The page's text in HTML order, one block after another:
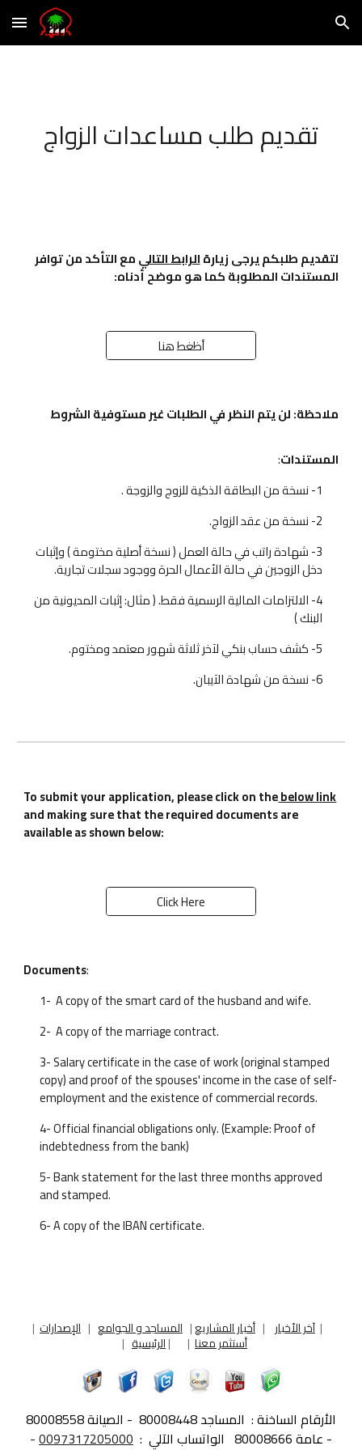
Skip to main content Skip to navigation
تقديم طلبمساعدات الزواج
لتقديم طلبكم يرجى زيارةالرابط التاليمع التأكد من توافر
المستندات المطلوبة كما هو موضح أدناه:
أظغط هنا
ملاحظة: لن يتم النظر في الطلبات غير مستوفية الشروط
المستندات:
1- نسخة من البطاقة الذكية للزوج والزوجة .
2- نسخة من عقد الزواج.
3- شهادة راتب في حالة العمل ( نسخة أصلية مختومة ) وإثبات
دخل الزوجين في حالة الأعمال الحرة ووجود سجلات تجارية.
4- الالتزامات المالية الرسمية فقط. ( مثال: إثبات المديونية من
البنك )
5- كشف حساب بنكي لآخر ثلاثة شهور معتمد ومختوم.
6- نسخة من شهادة الآيبان.
To submit your application, please click on thebelow link
and making sure that the required documents are
available as shown below:
Click Here
Documents:
1- A copy of the smart card of the husband and wife.
2- A copy of the marriage contract.
3- Salary certificate in the case of work (original stamped
copy) and proof of the spouses' income in the case of self-
employment and the existence of commercial records.
4- Official financial obligations only. (Example: Proof of
indebtedness from the bank)
5- Bank statement for the last three months approved
and stamped.
6- A copy of the IBAN certificate.
| آخر الأخبار | أخبار المشاريع| المساجد و الجوامع | الإصدارات |
أستثمر معنا |
|الرئيسية |
الأرقام الساخنة :
المساجد 80008448 - الصيانة 80008558
- عامة 80008666
الواتساب الآلي : 0097317205000
-